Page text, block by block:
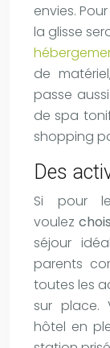
envies.
la glisse
de
passe
de spa
shopping
Des
Si pour
voulez
séjour
parents
toutes les
sur place.
hôtel en